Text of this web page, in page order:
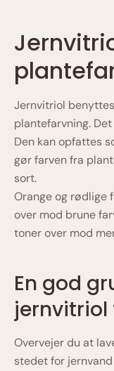
Jernvitriol
plantefarvning.
Den kan opfattes
gør farven fra
sort.
Orange og rødlige
over mod brune
toner over mod
En god
Overvejer du at
stedet for